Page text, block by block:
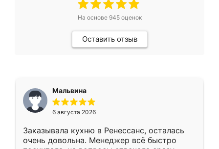
На основе 945оценок
Оставить отзыв
Мальвина
6 августа 2026
Заказывала кухню в Ренессанс, осталась
очень довольна. Менеджер всё быстро